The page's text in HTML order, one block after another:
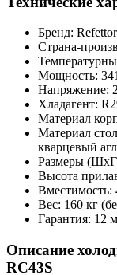
Бренд:
Страна-
Мощность:
Напряжение:
Хладагент:
Материал
Материал
кварцевый
Размеры
Высота
Вместимость:
Вес: 160 кг
Гарантия: 12
Описание
RС43S